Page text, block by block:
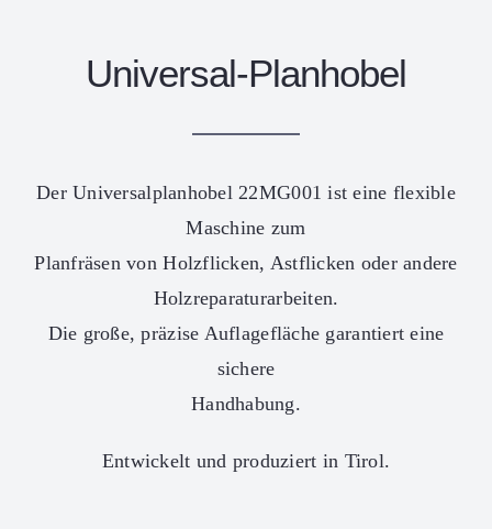
Universal-Planhobel
Der Universalplanhobel 22MG001 ist eine flexible
Maschine zum
Planfräsen von Holzflicken, Astflicken oder andere
Holzreparaturarbeiten.
Die große, präzise Auflagefläche garantiert eine
sichere
Handhabung.
Entwickelt und produziert in Tirol.